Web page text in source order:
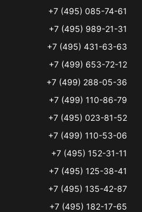
+7 (495) 085-74-61
+7 (495) 989-21-31
+7 (495) 431-63-63
+7 (499) 653-72-12
+7 (499) 288-05-36
+7 (499) 110-86-79
+7 (495) 023-81-52
+7 (499) 110-53-06
+7 (495) 152-31-11
+7 (495) 125-38-41
+7 (495) 135-42-87
+7 (495) 182-17-65